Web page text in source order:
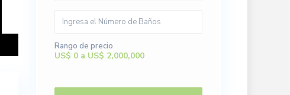
Rango de precio
US$ 0 a US$ 2,000,000